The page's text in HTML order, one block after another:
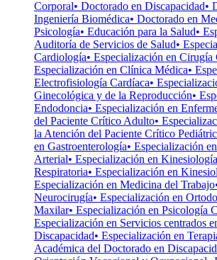
Corporal• Doctorado en Discapacidad•
Ingeniería Biomédica• Doctorado en
Psicología• Educación para la Salud•
Auditoría de Servicios de Salud•
Cardiología• Especialización en Cirugía
Especialización en Clínica Médica•
Electrofisiología Cardíaca•
Ginecológica y de la Reproducción•
Endodoncia• Especialización en
del Paciente Crítico Adulto•
la Atención del Paciente Crítico
en Gastroenterología• Especialización
Arterial• Especialización en
Respiratoria• Especialización en
Especialización en Medicina del Trabajo
Neurocirugía• Especialización en
Maxilar• Especialización en Psicología
Especialización en Servicios centrados
Discapacidad• Especialización en
Académica del Doctorado en